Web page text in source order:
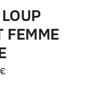
FEMME
€